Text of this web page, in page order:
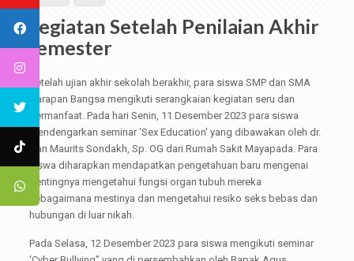
Kegiatan Setelah Penilaian Akhir
Semester
Setelah ujian akhir sekolah berakhir, para siswa SMP dan SMA
Harapan Bangsa mengikuti serangkaian kegiatan seru dan
bermanfaat. Pada hari Senin, 11 Desember 2023 para siswa
mendengarkan seminar ‘Sex Education' yang dibawakan oleh dr.
Ivan Maurits Sondakh, Sp. OG dari Rumah Sakit Mayapada. Para
siswa diharapkan mendapatkan pengetahuan baru mengenai
pentingnya mengetahui fungsi organ tubuh mereka
sebagaimana mestinya dan mengetahui resiko seks bebas dan
hubungan di luar nikah.
Pada Selasa, 12 Desember 2023 para siswa mengikuti seminar